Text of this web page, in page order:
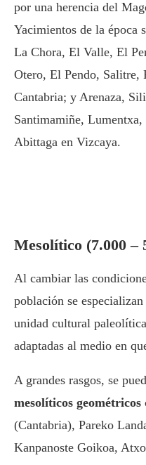
por una herencia del
Yacimientos de la época
La Chora, El Valle, El
Otero, El Pendo, Salitre,
Cantabria; y Arenaza,
Santimamiñe,
Abittaga en Vizcaya.
Mesolítico (7.000 –
Al cambiar las
población se
unidad cultural
adaptadas al medio en
A grandes rasgos, se
mesolíticos geométricos
(Cantabria), Pareko
Kanpanoste Goikoa,